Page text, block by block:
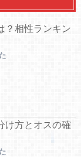
？相性ランキン
け方とオスの確